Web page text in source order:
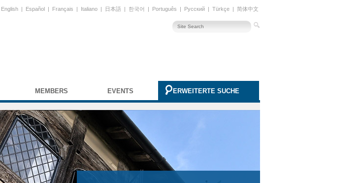
English | Español | Français | Italiano | 日本語 | 한국어 | Português | Русский | Türkçe | 简体中文
MEMBERS EVENTS ERWEITERTE SUCHE